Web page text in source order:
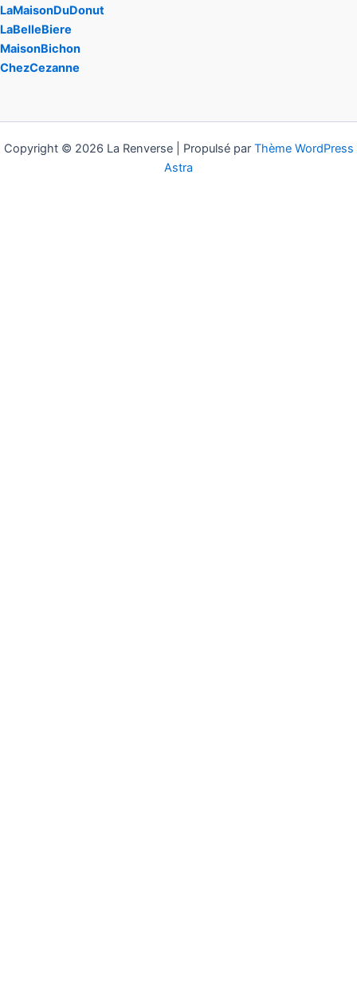
LaMaisonDuDonut
LaBelleBiere
MaisonBichon
ChezCezanne
Copyright © 2026 La Renverse | Propulsé par Thème WordPress
Astra